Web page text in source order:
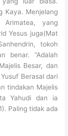
Kaya. Menjelang
Arimatea, yang
Yesus juga(Mat
tokoh
benar. “Adalah
Besar, dan
Berasal dari
tindakan Majelis
Yahudi dan ia
Paling tidak ada